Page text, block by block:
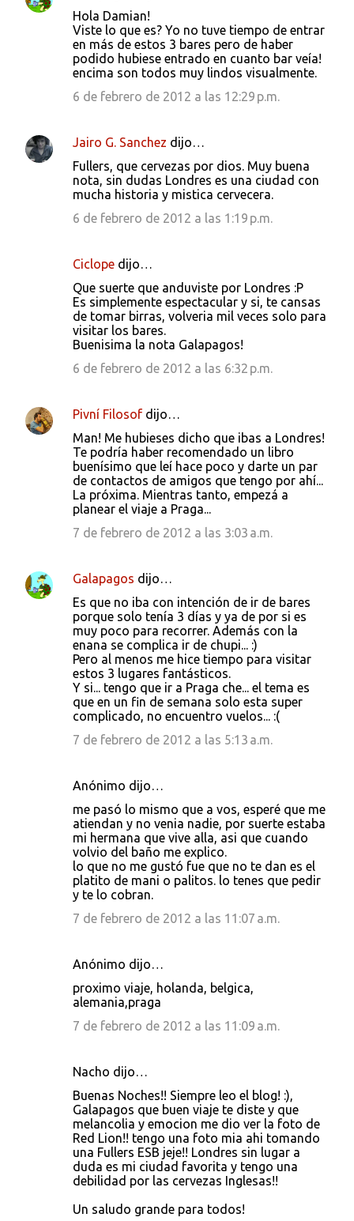
Hola Damian!
Viste lo que es? Yo no tuve tiempo de entrar
en más de estos 3 bares pero de haber
podido hubiese entrado en cuanto bar veía!
encima son todos muy lindos visualmente.
6 de febrero de 2012 a las 12:29 p.m.
Jairo G. Sanchez dijo…
Fullers, que cervezas por dios. Muy buena
nota, sin dudas Londres es una ciudad con
mucha historia y mistica cervecera.
6 de febrero de 2012 a las 1:19 p.m.
Ciclope dijo…
Que suerte que anduviste por Londres :P
Es simplemente espectacular y si, te cansas
de tomar birras, volveria mil veces solo para
visitar los bares.
Buenisima la nota Galapagos!
6 de febrero de 2012 a las 6:32 p.m.
Pivní Filosof dijo…
Man! Me hubieses dicho que ibas a Londres!
Te podría haber recomendado un libro
buenísimo que leí hace poco y darte un par
de contactos de amigos que tengo por ahí...
La próxima. Mientras tanto, empezá a
planear el viaje a Praga...
7 de febrero de 2012 a las 3:03 a.m.
Galapagos dijo…
Es que no iba con intención de ir de bares
porque solo tenía 3 días y ya de por si es
muy poco para recorrer. Además con la
enana se complica ir de chupi... :)
Pero al menos me hice tiempo para visitar
estos 3 lugares fantásticos.
Y si... tengo que ir a Praga che... el tema es
que en un fin de semana solo esta super
complicado, no encuentro vuelos... :(
7 de febrero de 2012 a las 5:13 a.m.
Anónimo dijo…
me pasó lo mismo que a vos, esperé que me
atiendan y no venia nadie, por suerte estaba
mi hermana que vive alla, asi que cuando
volvio del baño me explico.
lo que no me gustó fue que no te dan es el
platito de mani o palitos. lo tenes que pedir
y te lo cobran.
7 de febrero de 2012 a las 11:07 a.m.
Anónimo dijo…
proximo viaje, holanda, belgica,
alemania,praga
7 de febrero de 2012 a las 11:09 a.m.
Nacho dijo…
Buenas Noches!! Siempre leo el blog! :),
Galapagos que buen viaje te diste y que
melancolia y emocion me dio ver la foto de
Red Lion!! tengo una foto mia ahi tomando
una Fullers ESB jeje!! Londres sin lugar a
duda es mi ciudad favorita y tengo una
debilidad por las cervezas Inglesas!!
Un saludo grande para todos!